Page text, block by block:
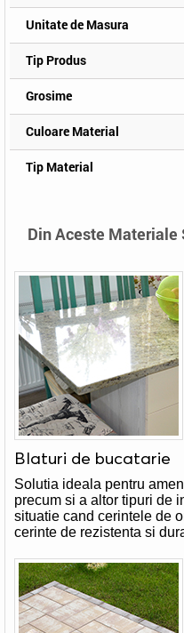
Unitate de Masura
Tip Produs
Grosime
Culoare Material
Tip Material
Din Aceste Materiale
Blaturi de bucatarie
Solutia ideala pentru
precum si a altor tipuri de
situatie cand cerintele de
cerinte de rezistenta si